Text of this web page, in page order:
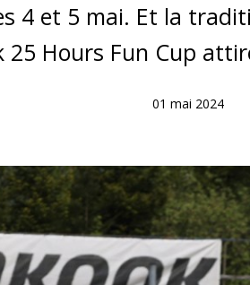
4 et 5 mai. Et la
25 Hours Fun Cup
01 mai 2024